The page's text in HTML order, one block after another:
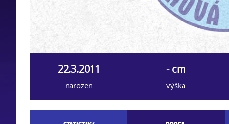
22.3.2011
narozen
- cm
výška